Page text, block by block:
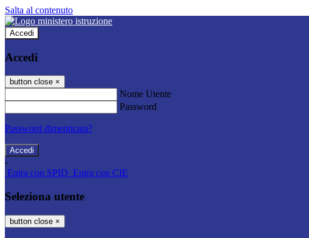
Salta al contenuto
Accedi
Accedi
button close ×
Nome Utente
Password
Password dimenticata?
-
Entra con SPID Entra con CIE
Seleziona utente
button close ×